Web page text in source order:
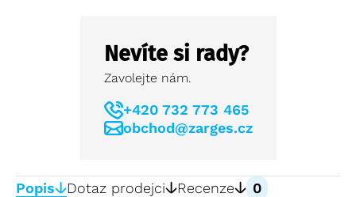
Nevíte si rady?
Zavolejte nám.
+420 732 773 465
obchod@zarges.cz
Popis Dotaz prodejci Recenze 0